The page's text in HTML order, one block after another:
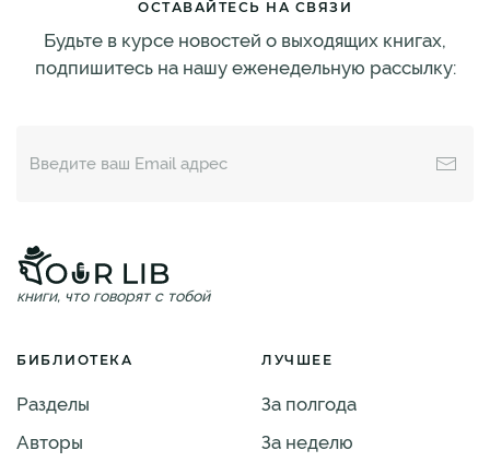
ОСТАВАЙТЕСЬ НА СВЯЗИ
Будьте в курсе новостей о выходящих книгах,
подпишитесь на нашу еженедельную рассылку:
книги, что говорят с тобой
БИБЛИОТЕКА
Разделы
Авторы
ЛУЧШЕЕ
За полгода
За неделю